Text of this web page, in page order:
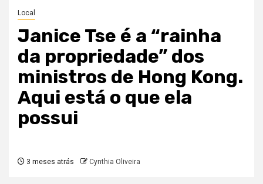
Local
Janice Tse é a “rainha
da propriedade” dos
ministros de Hong Kong.
Aqui está o que ela
possui
3 meses atrás Cynthia Oliveira